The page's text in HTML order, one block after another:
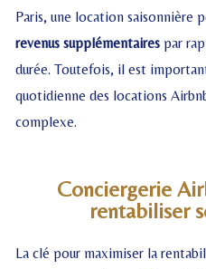
Paris, une location saisonnière
revenus supplémentaires par
durée. Toutefois, il est
quotidienne des locations
complexe.
Conciergerie
rentabiliser
La clé pour maximiser la